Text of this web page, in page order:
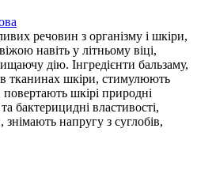
речовин з організму і шкіри,
навіть у літньому віці,
дію. Інгредієнти бальзаму,
тканинах шкіри, стимулюють
шкірі природні
бактерицидні властивості,
напругу з суглобів,